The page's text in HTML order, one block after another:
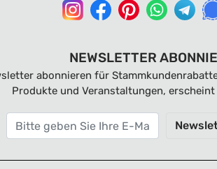
NEWSLETTER
abonnieren für
Produkte und Veranstaltungen,